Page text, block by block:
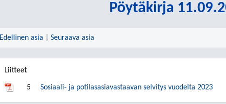
Pöytäkirja
Edellinen asia Seuraava asia
Liitteet
5 Sosiaali- ja potilasasiavastaavan selvitys vuodelta 2023